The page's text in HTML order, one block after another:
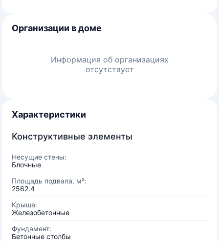
Организации в доме
Информация об организациях
отсутствует
Характеристики
Конструктивные элементы
Несущие стены:
Блочные
Площадь подвала, м²:
2562.4
Крыша:
Железобетонные
Фундамент:
Бетонные столбы